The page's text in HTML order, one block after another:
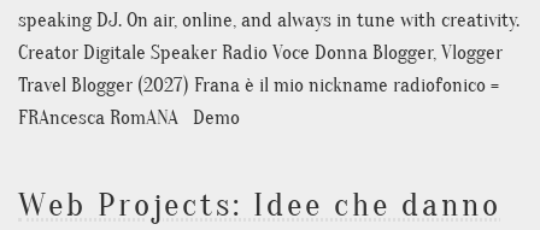
speaking DJ. On air, online, and always in tune with creativity.
Creator Digitale Speaker Radio Voce Donna Blogger, Vlogger
Travel Blogger (2027) Frana è il mio nickname radiofonico =
FRAncesca RomANA Demo
Web Projects: Idee che danno